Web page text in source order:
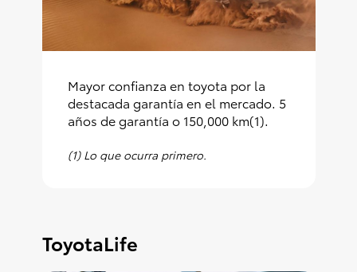
Mayor confianza en toyota por la
destacada garantía en el mercado. 5
años de garantía o 150,000 km(1).
(1) Lo que ocurra primero.
ToyotaLife